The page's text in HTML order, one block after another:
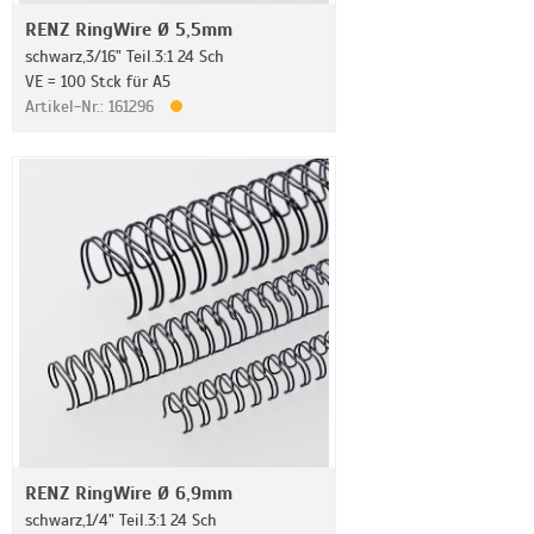
RENZ RingWire Ø 5,5mm
schwarz,3/16" Teil.3:1 24 Sch
VE = 100 Stck für A5
Artikel-Nr.: 161296
RENZ RingWire Ø 6,9mm
schwarz,1/4" Teil.3:1 24 Sch